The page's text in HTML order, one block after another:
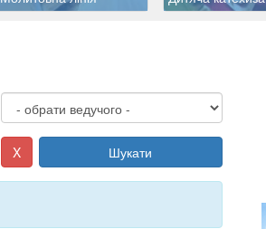
X Шукати